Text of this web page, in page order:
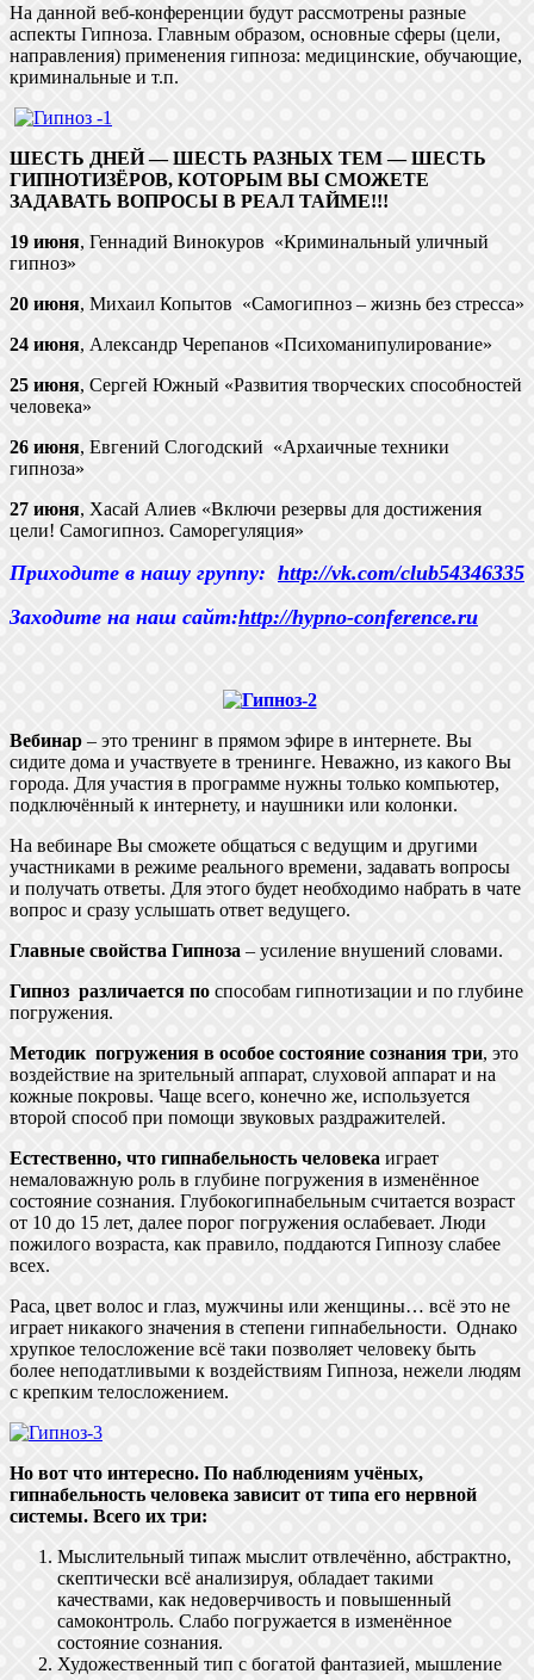
На данной веб-конференции будут рассмотрены разные
аспекты Гипноза. Главным образом, основные сферы (цели,
направления) применения гипноза: медицинские, обучающие,
криминальные и т.п.
ШЕСТЬ ДНЕЙ — ШЕСТЬ РАЗНЫХ ТЕМ — ШЕСТЬ
ГИПНОТИЗЁРОВ, КОТОРЫМ ВЫ СМОЖЕТЕ
ЗАДАВАТЬ ВОПРОСЫ В РЕАЛ ТАЙМЕ!!!
19 июня, Геннадий Винокуров «Криминальный уличный
гипноз»
20 июня, Михаил Копытов «Самогипноз – жизнь без стресса»
24 июня, Александр Черепанов «Психоманипулирование»
25 июня, Сергей Южный «Развития творческих способностей
человека»
26 июня, Евгений Слогодский «Архаичные техники
гипноза»
27 июня, Хасай Алиев «Включи резервы для достижения
цели! Самогипноз. Саморегуляция»
Приходите в нашу группу: http://vk.com/club54346335
Заходите на наш сайт:http://hypno-conference.ru
Вебинар– это тренинг в прямом эфире в интернете. Вы
сидите дома и участвуете в тренинге. Неважно, из какого Вы
города. Для участия в программе нужны только компьютер,
подключённый к интернету, и наушники или колонки.
На вебинаре Вы сможете общаться с ведущим и другими
участниками в режиме реального времени, задавать вопросы
и получать ответы. Для этого будет необходимо набрать в чате
вопрос и сразу услышать ответ ведущего.
Главные свойства Гипноза – усиление внушений словами.
Гипноз различается по способам гипнотизации и по глубине
погружения.
Методик погружения в особое состояние сознания три, это
воздействие на зрительный аппарат, слуховой аппарат и на
кожные покровы. Чаще всего, конечно же, используется
второй способ при помощи звуковых раздражителей.
Естественно, что гипнабельность человека играет
немаловажную роль в глубине погружения в изменённое
состояние сознания. Глубокогипнабельным считается возраст
от 10 до 15 лет, далее порог погружения ослабевает. Люди
пожилого возраста, как правило, поддаются Гипнозу слабее
всех.
Раса, цвет волос и глаз, мужчины или женщины… всё это не
играет никакого значения в степени гипнабельности. Однако
хрупкое телосложение всё таки позволяет человеку быть
более неподатливыми к воздействиям Гипноза, нежели людям
с крепким телосложением.
Но вот что интересно. По наблюдениям учёных,
гипнабельность человека зависит от типа его нервной
системы. Всего их три:
Мыслительный типаж мыслит отвлечённо, абстрактно,
скептически всё анализируя, обладает такими
качествами, как недоверчивость и повышенный
самоконтроль. Слабо погружается в изменённое
состояние сознания.
Художественный тип с богатой фантазией, мышление